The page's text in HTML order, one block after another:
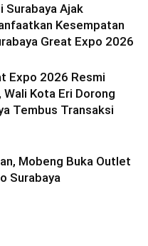
Surabaya Ajak
Kesempatan
Great Expo 2026
Expo 2026 Resmi
Wali Kota Eri Dorong
Tembus Transaksi
Mobeng Buka Outlet
Surabaya